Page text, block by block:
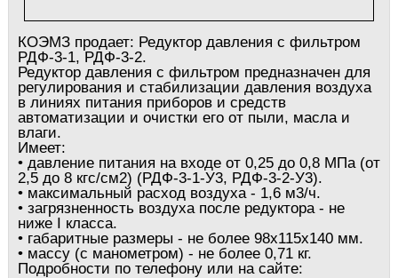
КОЭМЗ продает: Редуктор давления с фильтром
РДФ-3-1, РДФ-3-2.
Редуктор давления с фильтром предназначен для
регулирования и стабилизации давления воздуха
в линиях питания приборов и средств
автоматизации и очистки его от пыли, масла и
влаги.
Имеет:
• давление питания на входе от 0,25 до 0,8 МПа (от
2,5 до 8 кгс/см2) (РДФ-3-1-У3, РДФ-3-2-У3).
• максимальный расход воздуха - 1,6 м3/ч.
• загрязненность воздуха после редуктора - не
ниже I класса.
• габаритные размеры - не более 98х115х140 мм.
• массу (с манометром) - не более 0,71 кг.
Подробности по телефону или на сайте: